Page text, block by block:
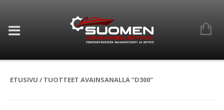
ETUSIVU / TUOTTEET AVAINSANALLA “D300”